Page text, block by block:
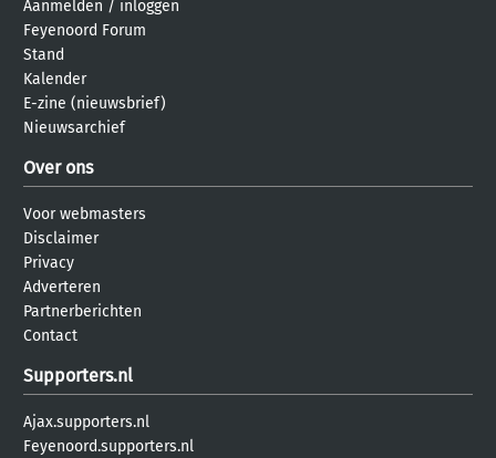
Aanmelden / inloggen
Feyenoord Forum
Stand
Kalender
E-zine (nieuwsbrief)
Nieuwsarchief
Over ons
Voor webmasters
Disclaimer
Privacy
Adverteren
Partnerberichten
Contact
Supporters.nl
Ajax.supporters.nl
Feyenoord.supporters.nl